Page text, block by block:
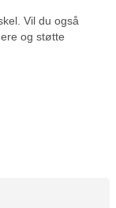
Vil du også
og støtte